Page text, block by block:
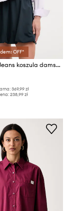
OFF*
Calvin Klein Jeans koszula damska bawełniana
369,99 zł
238,99 zł